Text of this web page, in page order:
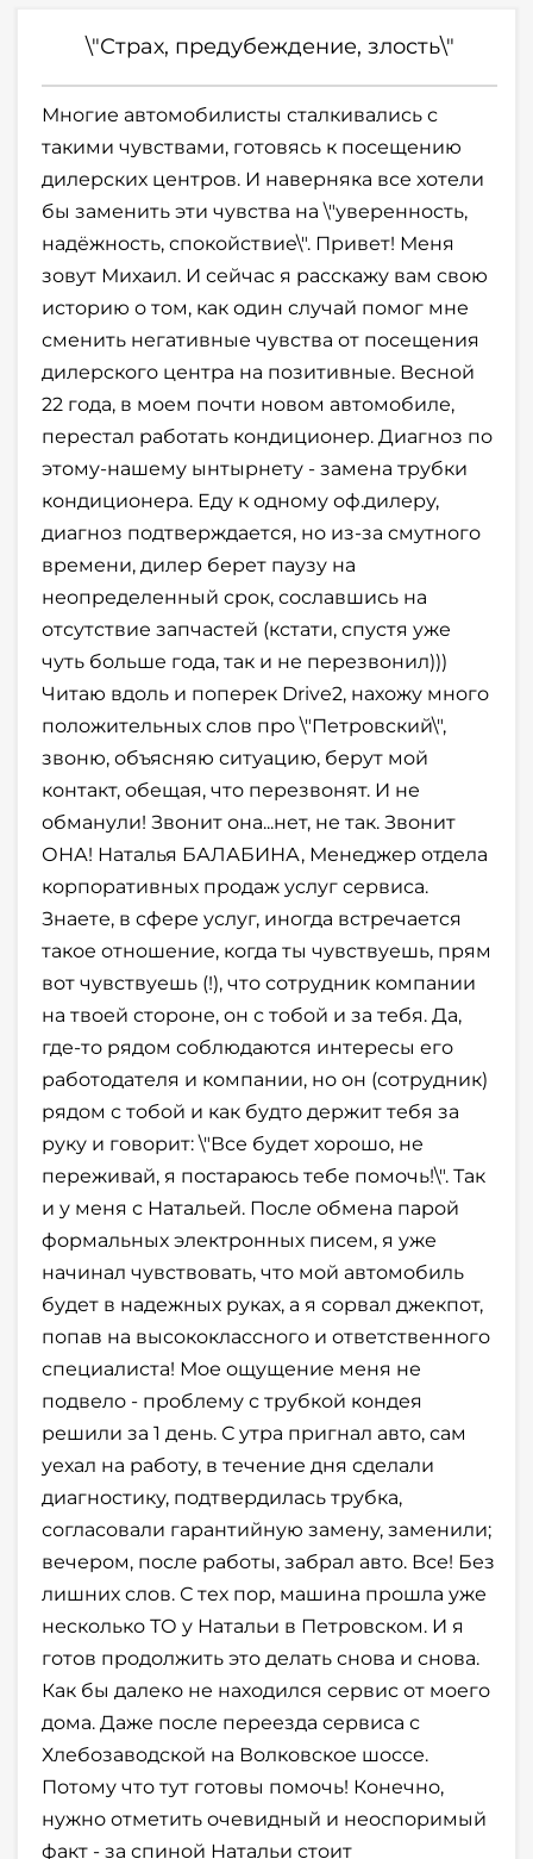
\"Страх, предубеждение, злость\"
Многие автомобилисты сталкивались с
такими чувствами, готовясь к посещению
дилерских центров. И наверняка все хотели
бы заменить эти чувства на \"уверенность,
надёжность, спокойствие\". Привет! Меня
зовут Михаил. И сейчас я расскажу вам свою
историю о том, как один случай помог мне
сменить негативные чувства от посещения
дилерского центра на позитивные. Весной
22 года, в моем почти новом автомобиле,
перестал работать кондиционер. Диагноз по
этому-нашему ынтырнету - замена трубки
кондиционера. Еду к одному оф.дилеру,
диагноз подтверждается, но из-за смутного
времени, дилер берет паузу на
неопределенный срок, сославшись на
отсутствие запчастей (кстати, спустя уже
чуть больше года, так и не перезвонил)))
Читаю вдоль и поперек Drive2, нахожу много
положительных слов про \"Петровский\",
звоню, объясняю ситуацию, берут мой
контакт, обещая, что перезвонят. И не
обманули! Звонит она...нет, не так. Звонит
ОНА! Наталья БАЛАБИНА, Менеджер отдела
корпоративных продаж услуг сервиса.
Знаете, в сфере услуг, иногда встречается
такое отношение, когда ты чувствуешь, прям
вот чувствуешь (!), что сотрудник компании
на твоей стороне, он с тобой и за тебя. Да,
где-то рядом соблюдаются интересы его
работодателя и компании, но он (сотрудник)
рядом с тобой и как будто держит тебя за
руку и говорит: \"Все будет хорошо, не
переживай, я постараюсь тебе помочь!\". Так
и у меня с Натальей. После обмена парой
формальных электронных писем, я уже
начинал чувствовать, что мой автомобиль
будет в надежных руках, а я сорвал джекпот,
попав на высококлассного и ответственного
специалиста! Мое ощущение меня не
подвело - проблему с трубкой кондея
решили за 1 день. С утра пригнал авто, сам
уехал на работу, в течение дня сделали
диагностику, подтвердилась трубка,
согласовали гарантийную замену, заменили;
вечером, после работы, забрал авто. Все! Без
лишних слов. С тех пор, машина прошла уже
несколько ТО у Натальи в Петровском. И я
готов продолжить это делать снова и снова.
Как бы далеко не находился сервис от моего
дома. Даже после переезда сервиса с
Хлебозаводской на Волковское шоссе.
Потому что тут готовы помочь! Конечно,
нужно отметить очевидный и неоспоримый
факт - за спиной Натальи стоит